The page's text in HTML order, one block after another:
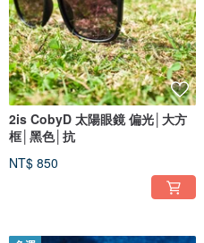
2is CobyD 太陽眼鏡 偏光│大方
框│黑色│抗
NT$ 850